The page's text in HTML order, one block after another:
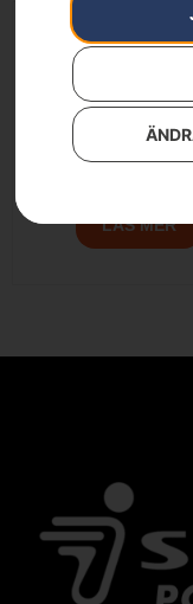
LÄS MER